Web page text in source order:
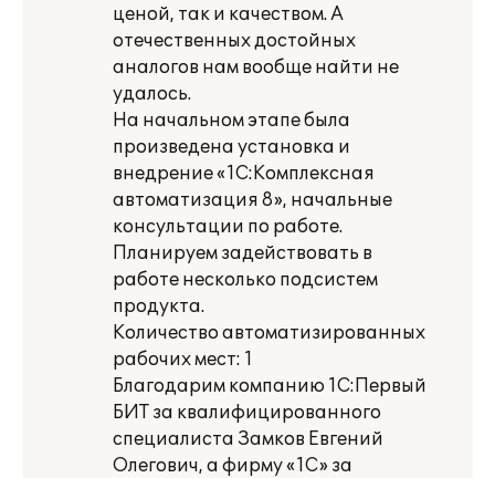
ценой, так и качеством. А
отечественных достойных
аналогов нам вообще найти не
удалось.
На начальном этапе была
произведена установка и
внедрение «1С:Комплексная
автоматизация 8», начальные
консультации по работе.
Планируем задействовать в
работе несколько подсистем
продукта.
Количество автоматизированных
рабочих мест: 1
Благодарим компанию 1С:Первый
БИТ за квалифицированного
специалиста Замков Евгений
Олегович, а фирму «1С» за